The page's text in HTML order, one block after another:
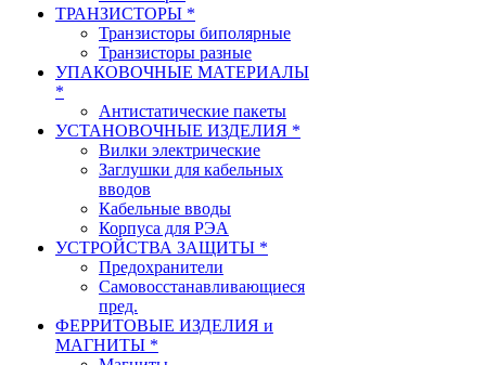
ТРАНЗИСТОРЫ *
Транзисторы биполярные
Транзисторы разные
УПАКОВОЧНЫЕ МАТЕРИАЛЫ
*
Антистатические пакеты
УСТАНОВОЧНЫЕ ИЗДЕЛИЯ *
Вилки электрические
Заглушки для кабельных
вводов
Кабельные вводы
Корпуса для РЭА
УСТРОЙСТВА ЗАЩИТЫ *
Предохранители
Самовосстанавливающиеся
пред.
ФЕРРИТОВЫЕ ИЗДЕЛИЯ и
МАГНИТЫ *